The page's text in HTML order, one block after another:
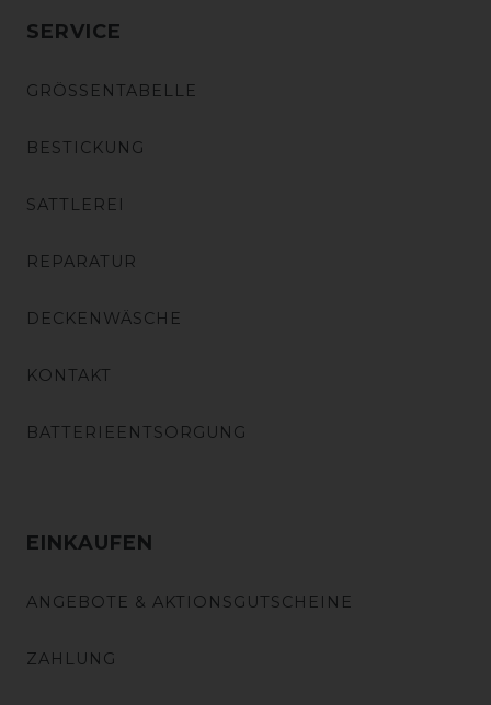
SERVICE
GRÖSSENTABELLE
BESTICKUNG
SATTLEREI
REPARATUR
DECKENWÄSCHE
KONTAKT
BATTERIEENTSORGUNG
EINKAUFEN
ANGEBOTE & AKTIONSGUTSCHEINE
ZAHLUNG